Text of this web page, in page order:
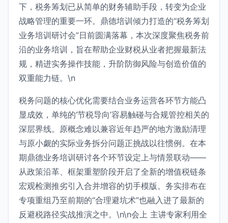
下，税务筹划已从简单的财务辅助手段，转变为企业
战略管理的重要一环。鼎德培训倾力打造的“税务筹划
业务培训研讨会”日前圆满落幕，本次深度聚焦税务前
沿的业务培训，旨在帮助企业财税从业者把握最新法
规，精进实务操作技能，升阶防御风险与创造价值的
双重能力链。\n
税务问题的核心优化需要结合业务运营各环节方能凸
显成效，单纯的‘节税导向’容易触碰与合规管控相关的
深层界线。原概念难以兼容近年趋严的地方激励清理
与原小觑的实际业务拆分问题正挑战以往惯例。在本
期鼎德业务培训研讨各个环节设定上与情景联动——
从政策沿革、框架重塑阶段开启了全新的增值税链条
宏观检测推劣引入合并增容的切手模版。务实排布在
专项重组乃至前期的“合理避坑术”也融入进了最新的
反避税路径实战推演之中。\n\n会上 主讲专家利用全